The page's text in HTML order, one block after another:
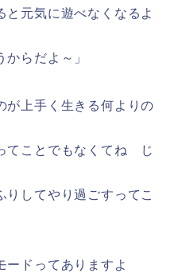
と元気に遊べなくなるよ
らだよ～」
が上手く生きる何よりの
てことでもなくてね じ
してやり過ごすってこ
ードってありますよ